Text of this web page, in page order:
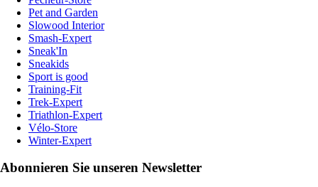
Pet and Garden
Slowood Interior
Smash-Expert
Sneak'In
Sneakids
Sport is good
Training-Fit
Trek-Expert
Triathlon-Expert
Vélo-Store
Winter-Expert
Abonnieren Sie unseren Newsletter